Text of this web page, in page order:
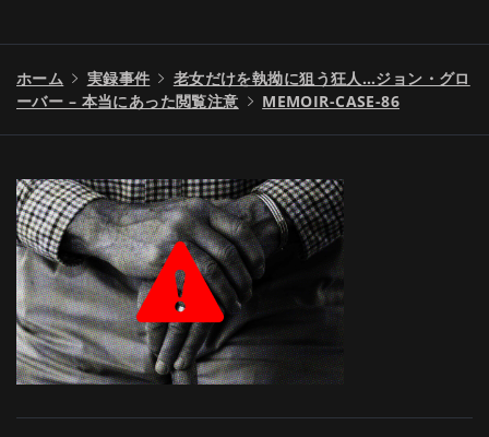
プ
ホーム 実録事件
老女だけを執拗に狙う狂人…ジョン・グロ
ーバー – 本当にあった閲覧注意
MEMOIR-CASE-86